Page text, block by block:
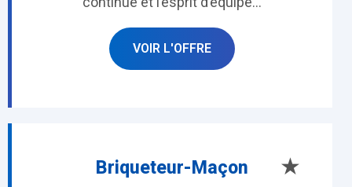
VOIR L'OFFRE
Briqueteur-Maçon ★